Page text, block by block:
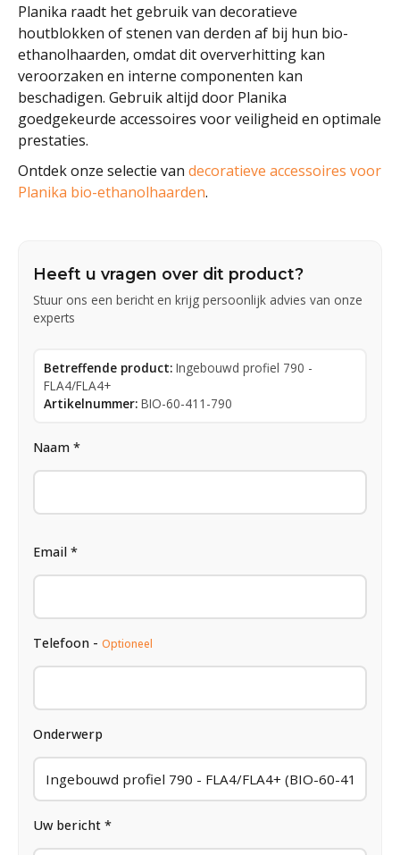
Planika raadt het gebruik van decoratieve
houtblokken of stenen van derden af bij hun bio-
ethanolhaarden, omdat dit oververhitting kan
veroorzaken en interne componenten kan
beschadigen. Gebruik altijd door Planika
goedgekeurde accessoires voor veiligheid en optimale
prestaties.
Ontdek onze selectie van decoratieve accessoires voor
Planika bio-ethanolhaarden.
Heeft u vragen over dit product?
Stuur ons een bericht en krijg persoonlijk advies van onze
experts
Betreffende product: Ingebouwd profiel 790 -
FLA4/FLA4+
Artikelnummer: BIO-60-411-790
Naam *
Email *
Telefoon - Optioneel
Onderwerp
Uw bericht *